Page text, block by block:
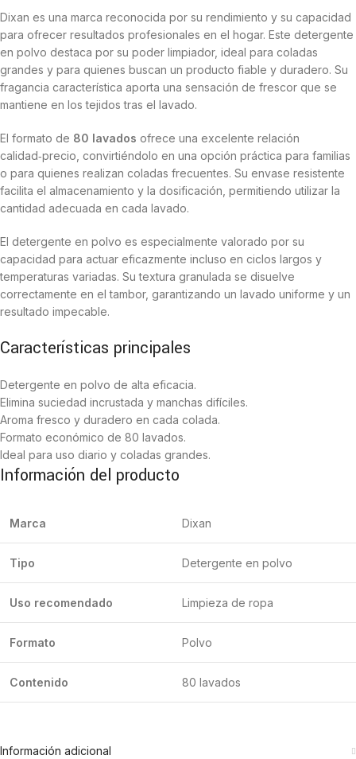
Dixan es una marca reconocida por su rendimiento y su capacidad
para ofrecer resultados profesionales en el hogar. Este detergente
en polvo destaca por su poder limpiador, ideal para coladas
grandes y para quienes buscan un producto fiable y duradero. Su
fragancia característica aporta una sensación de frescor que se
mantiene en los tejidos tras el lavado.
El formato de 80 lavados ofrece una excelente relación
calidad‑precio, convirtiéndolo en una opción práctica para familias
o para quienes realizan coladas frecuentes. Su envase resistente
facilita el almacenamiento y la dosificación, permitiendo utilizar la
cantidad adecuada en cada lavado.
El detergente en polvo es especialmente valorado por su
capacidad para actuar eficazmente incluso en ciclos largos y
temperaturas variadas. Su textura granulada se disuelve
correctamente en el tambor, garantizando un lavado uniforme y un
resultado impecable.
Características principales
Detergente en polvo de alta eficacia.
Elimina suciedad incrustada y manchas difíciles.
Aroma fresco y duradero en cada colada.
Formato económico de 80 lavados.
Ideal para uso diario y coladas grandes.
Información del producto
Marca Dixan
Tipo Detergente en polvo
Uso recomendado Limpieza de ropa
Formato Polvo
Contenido 80 lavados
Información adicional